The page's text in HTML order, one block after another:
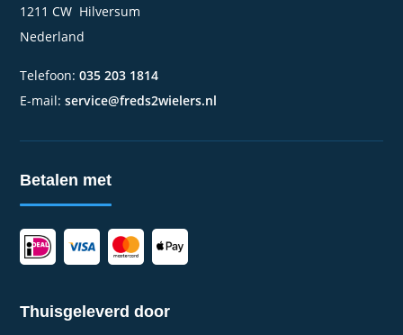
1211 CW Hilversum
Nederland
Telefoon:035 203 1814
E-mail:service@freds2wielers.nl
Betalen met
Thuisgeleverd door